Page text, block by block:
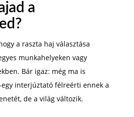
a
a raszta haj választása
munkahelyeken vagy
Bár igaz: még ma is
interjúztató félreérti ennek a
de a világ változik.